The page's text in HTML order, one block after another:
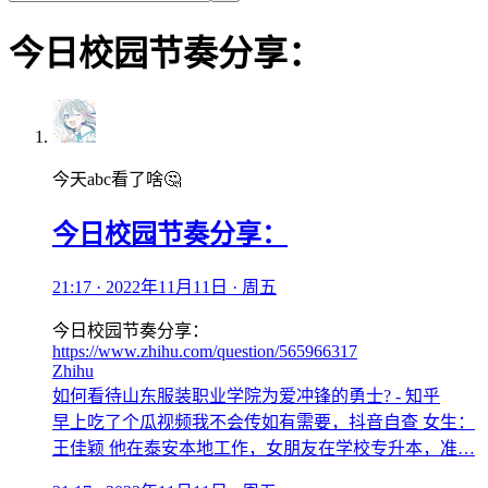
今日校园节奏分享：
今天abc看了啥🤔
今日校园节奏分享：
21:17 · 2022年11月11日 · 周五
今日校园节奏分享：
https://www.zhihu.com/question/565966317
Zhihu
如何看待山东服装职业学院为爱冲锋的勇士? - 知乎
早上吃了个瓜视频我不会传如有需要，抖音自查 女生：
王佳颖 他在泰安本地工作，女朋友在学校专升本，准…